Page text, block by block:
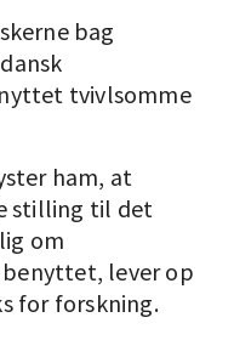
bag
tvivlsomme
ham, at
stilling til det
om
lever op
for forskning.